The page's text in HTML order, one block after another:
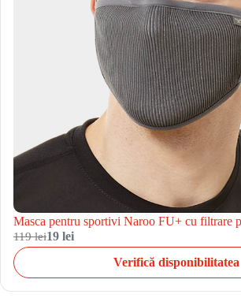
Masca pentru sportivi Naroo FU+ cu filtrare
119 lei19 lei
Verifică disponibilitatea